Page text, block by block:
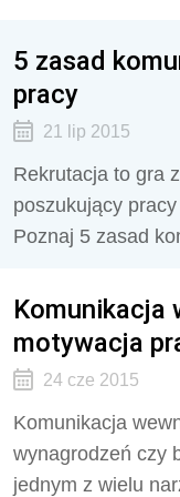
5 zasad
pracy
21 lip 2015
Rekrutacja to gra
poszukujący
Poznaj 5 zasad
Komunikacja
motywacja
24 cze 2015
Komunikacja
wynagrodzeń czy
jednym z wielu